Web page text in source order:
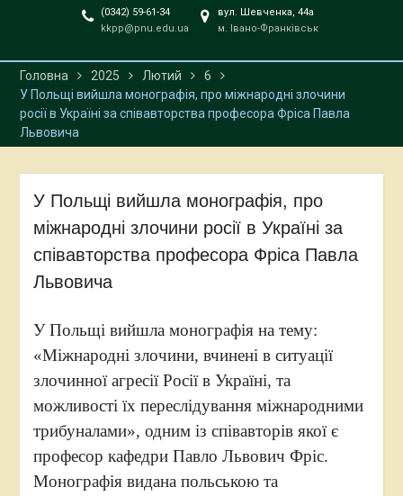
професора Михайла
Павловича Чубинського
(0342) 59-61-34
kkpp@pnu.edu.ua
вул. Шевченка, 44а
м. Івано-Франківськ
Головна 2025 Лютий
6
У Польщі вийшла монографія, про міжнародні злочини
росії в Україні за співавторства професора Фріса Павла
Львовича
У Польщі вийшла монографія, про
міжнародні злочини росії в Україні за
співавторства професора Фріса Павла
Львовича
У Польщі вийшла монографія на тему:
«Міжнародні злочини, вчинені в ситуації
злочинної агресії Росії в Україні, та
можливості їх переслідування міжнародними
трибуналами», одним із співавторів якої є
професор кафедри Павло Львович Фріс.
Монографія видана польською та